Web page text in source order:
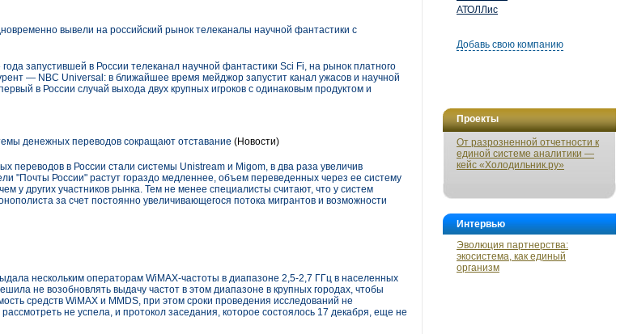
АТОЛЛис
Добавь свою компанию
Проекты
От разрозненной отчетности к
единой системе аналитики —
кейс «Холодильник.ру»
Интервью
Эволюция партнерства:
экосистема, как единый
организм
вывели на российский рынок телеканалы научной фантастики с
запустившей в России телеканал научной фантастики Sci Fi, на рынок платного
— NBC Universal: в ближайшее время мейджор запустит канал ужасов и научной
в России случай выхода двух крупных игроков с одинаковым продуктом и
денежных переводов сокращают отставание (Новости)
переводов в России стали системы Unistream и Migom, в два раза увеличив
"Почты России" растут гораздо медленнее, объем переведенных через ее систему
у других участников рынка. Тем не менее специалисты считают, что у систем
за счет постоянно увеличивающегося потока мигрантов и возможности
нескольким операторам WiMAX-частоты в диапазоне 2,5-2,7 ГГц в населенных
не возобновлять выдачу частот в этом диапазоне в крупных городах, чтобы
средств WiMAX и MMDS, при этом сроки проведения исследований не
не успела, и протокол заседания, которое состоялось 17 декабря, еще не